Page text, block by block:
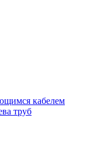
кабелем
труб